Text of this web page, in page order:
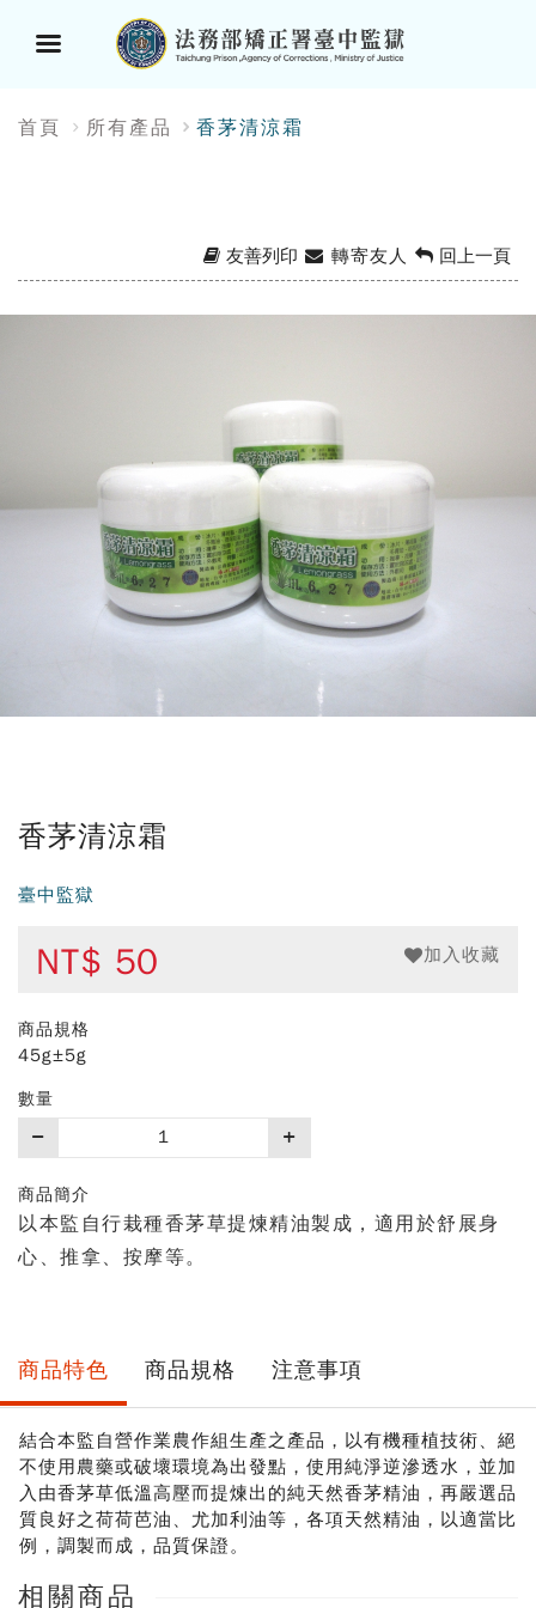
單
首頁 所有產品 香茅清涼霜
友善列印 轉寄友人 回上一頁
香茅清涼霜
臺中監獄
NT$ 50 加入收藏
商品規格
45g±5g
數量
買
數
量
商品簡介
以本監自行栽種香茅草提煉精油製成，適用於舒展身
心、推拿、按摩等。
商品特色 商品規格 注意事項
結合本監自營作業農作組生產之產品，以有機種植技術、絕
不使用農藥或破壞環境為出發點，使用純淨逆滲透水，並加
入由香茅草低溫高壓而提煉出的純天然香茅精油，再嚴選品
質良好之荷荷芭油、尤加利油等，各項天然精油，以適當比
例，調製而成，品質保證。
相關商品